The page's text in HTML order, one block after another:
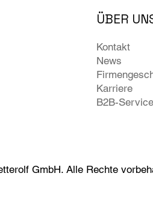
Kontakt
News
Karriere
B2B-
ÜBER
GmbH. Alle Rechte